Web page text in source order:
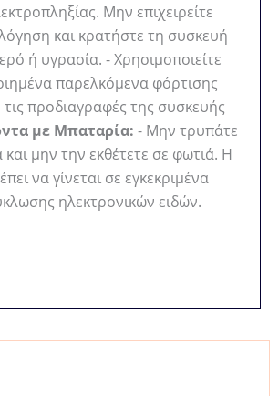
Μην επιχειρείτε
και κρατήστε τη συσκευή
ή υγρασία. - Χρησιμοποιείτε
παρελκόμενα φόρτισης
προδιαγραφές της συσκευής
με Μπαταρία: - Μην τρυπάτε
μην την εκθέτετε σε φωτιά. Η
να γίνεται σε εγκεκριμένα
ηλεκτρονικών ειδών.